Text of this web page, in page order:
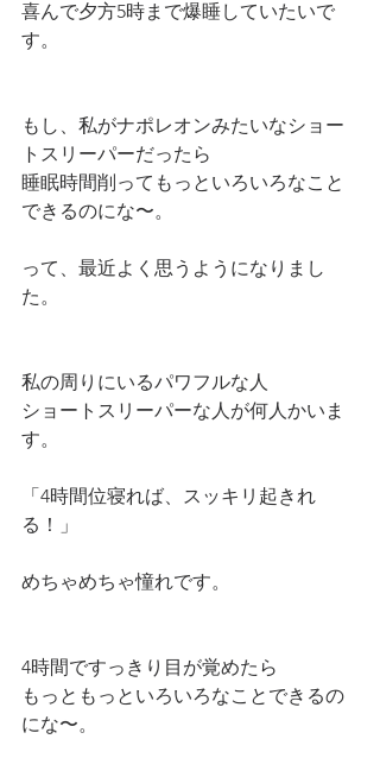
喜んで夕方5時まで爆睡していたいで
す。
もし、私がナポレオンみたいなショー
トスリーパーだったら
睡眠時間削ってもっといろいろなこと
できるのにな〜。
って、最近よく思うようになりまし
た。
私の周りにいるパワフルな人
ショートスリーパーな人が何人かいま
す。
「4時間位寝れば、スッキリ起きれ
る！」
めちゃめちゃ憧れです。
4時間ですっきり目が覚めたら
もっともっといろいろなことできるの
にな〜。